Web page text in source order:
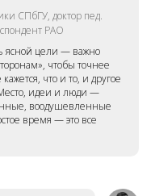
СПбГУ, доктор пед.
РАО
ясной цели — важно
чтобы точнее
что и то, и другое
Место, идеи и люди —
воодушевленные
время — это все